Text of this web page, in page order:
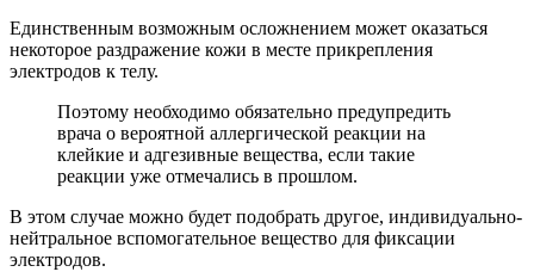
Единственным возможным осложнением может оказаться
некоторое раздражение кожи в месте прикрепления
электродов к телу.
Поэтому необходимо обязательно предупредить
врача о вероятной аллергической реакции на
клейкие и адгезивные вещества, если такие
реакции уже отмечались в прошлом.
В этом случае можно будет подобрать другое, индивидуально-
нейтральное вспомогательное вещество для фиксации
электродов.